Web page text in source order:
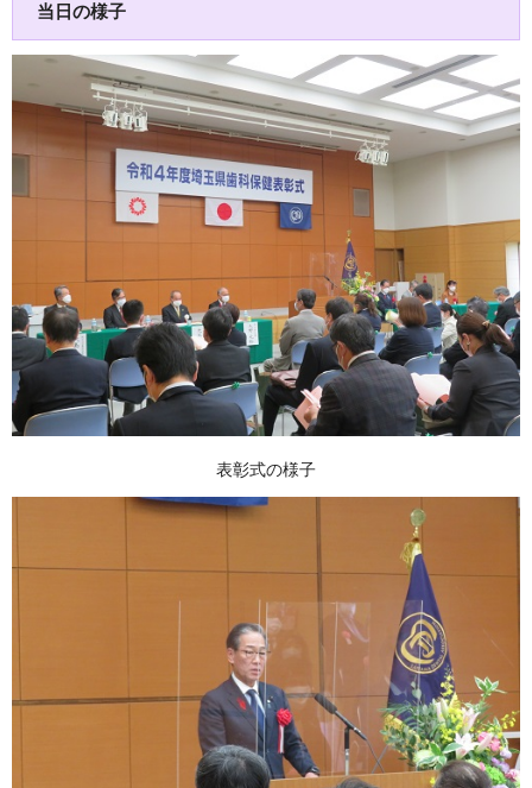
当日の様子
表彰式の様子